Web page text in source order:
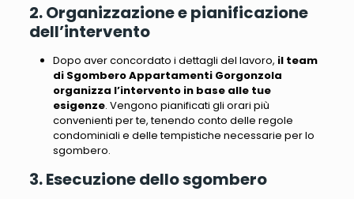
2. Organizzazione e pianificazione
dell’intervento
Dopo aver concordato i dettagli del lavoro, il team
di Sgombero Appartamenti Gorgonzola
organizza l’intervento in base alle tue
esigenze. Vengono pianificati gli orari più
convenienti per te, tenendo conto delle regole
condominiali e delle tempistiche necessarie per lo
sgombero.
3. Esecuzione dello sgombero